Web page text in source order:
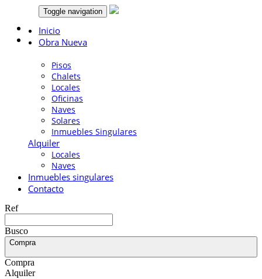
Toggle navigation
Inicio
Obra Nueva
Pisos
Chalets
Locales
Oficinas
Naves
Solares
Inmuebles Singulares
Alquiler
Locales
Naves
Inmuebles singulares
Contacto
Ref
Busco
Compra
Compra
Alquiler